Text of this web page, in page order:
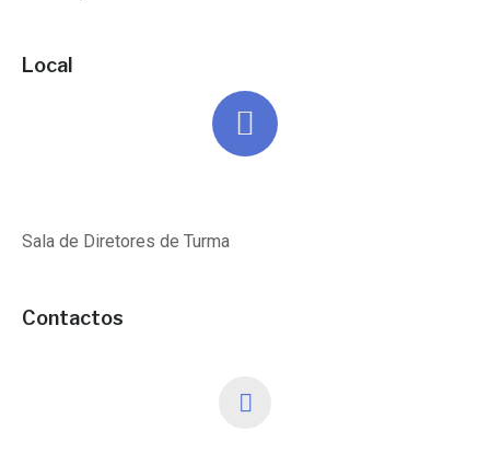
Local
Sala de Diretores de Turma
Contactos